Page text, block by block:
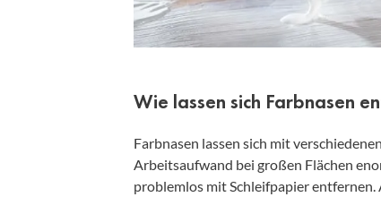
Wie lassen sich Farbnasen
Farbnasen lassen sich mit
Arbeitsaufwand bei großen Flächen
problemlos mit Schleifpapier